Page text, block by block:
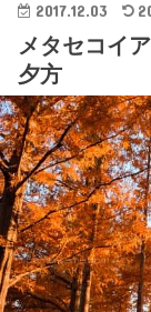
2017.12.03
メタセコイ
夕方